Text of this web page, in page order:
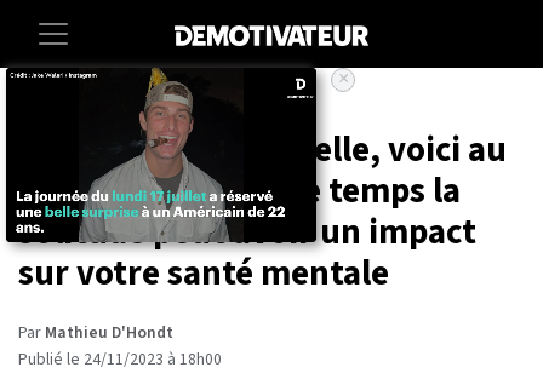
Societe Lifestyle
La science est formelle, voici au
bout de combien de temps la
solitude peut avoir un impact
sur votre santé mentale
Par Mathieu D'Hondt
Publié le 24/11/2023 à 18h00
×